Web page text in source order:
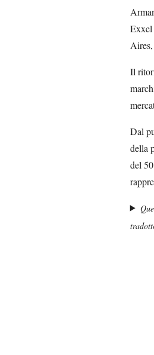
Exxel
Il
Dal
della
del